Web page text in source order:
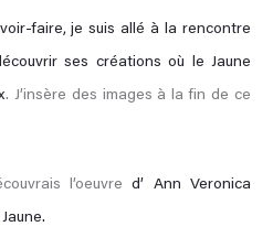
faire, je suis allé à la rencontre
ses créations où le Jaune
. J’insère des images à la fin de ce
l’oeuvred’ Ann Veronica